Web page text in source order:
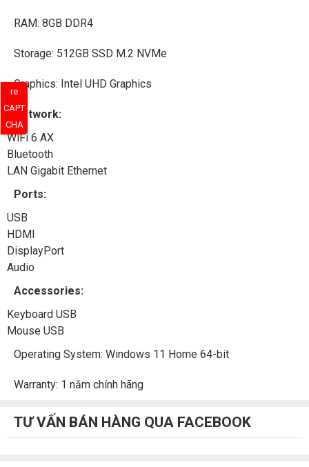
RAM: 8GB DDR4
Storage: 512GB SSD M.2 NVMe
Graphics: Intel UHD Graphics
Network:
WiFi 6 AX
Bluetooth
LAN Gigabit Ethernet
Ports:
USB
HDMI
DisplayPort
Audio
Accessories:
Keyboard USB
Mouse USB
Operating System: Windows 11 Home 64-bit
Warranty: 1 năm chính hãng
TƯ VẤN BÁN HÀNG QUA FACEBOOK
re
CAPT
CHA